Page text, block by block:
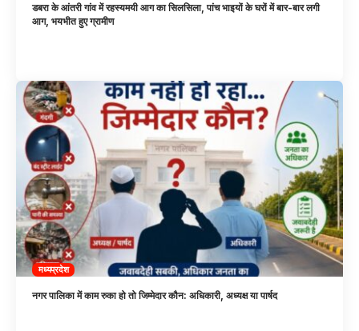
डबरा के आंतरी गांव में रहस्यमयी आग का सिलसिला, पांच भाइयों के घरों में बार-बार लगी
आग, भयभीत हुए ग्रामीण
मध्यप्रदेश
नगर पालिका में काम रुका हो तो जिम्मेदार कौन: अधिकारी, अध्यक्ष या पार्षद